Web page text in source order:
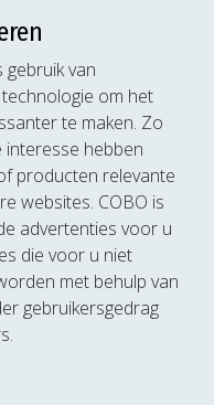
van
om het
te maken. Zo
interesse hebben
producten relevante
websites. COBO is
advertenties voor u
die voor u niet
met behulp van
gebruikersgedrag